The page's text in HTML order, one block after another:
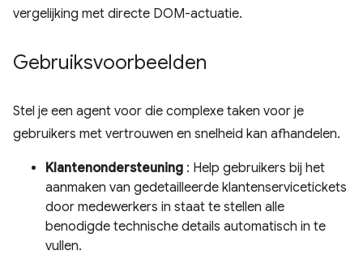
vergelijking met directe DOM-actuatie.
Gebruiksvoorbeelden
Stel je een agent voor die complexe taken voor je
gebruikers met vertrouwen en snelheid kan afhandelen.
Klantenondersteuning : Help gebruikers bij het
aanmaken van gedetailleerde klantenservicetickets
door medewerkers in staat te stellen alle
benodigde technische details automatisch in te
vullen.